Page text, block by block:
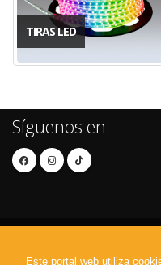
Este portal web utiliza
TIRAS LED
Síguenos en: